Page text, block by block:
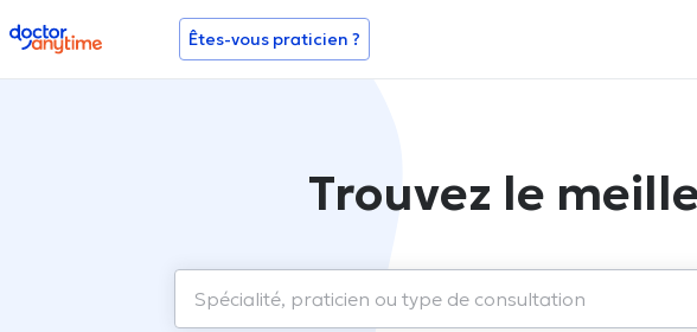
doctoranytime Êtes-vous praticien ?
Trouvez le